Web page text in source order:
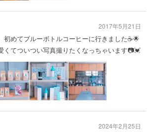
初めてブルーボトルコーヒーに行きました☕🌟
くてついつい写真撮りたくなっちゃいます📷💓
2017年5月21日
2024年2月25日